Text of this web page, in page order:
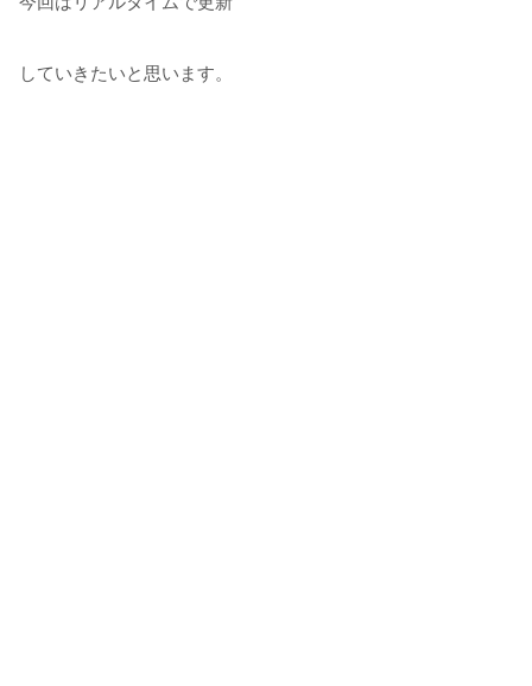
していきたいと思います。